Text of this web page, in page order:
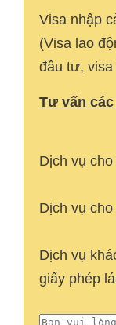
Visa nhập
(Visa lao
đầu tư, visa
Tư vấn
Dịch vụ
Dịch vụ
Dịch vụ
giấy phép